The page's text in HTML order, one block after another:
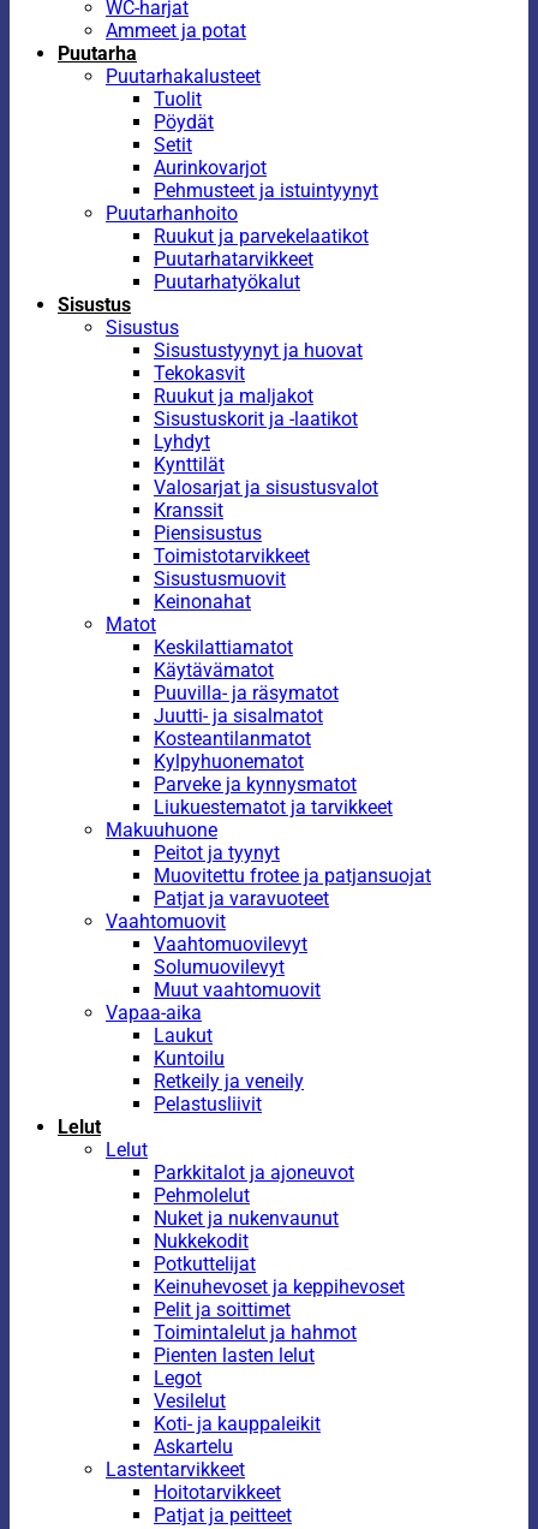
WC-harjat
Ammeet ja potat
Puutarha
Puutarhakalusteet
Tuolit
Pöydät
Setit
Aurinkovarjot
Pehmusteet ja istuintyynyt
Puutarhanhoito
Ruukut ja parvekelaatikot
Puutarhatarvikkeet
Puutarhatyökalut
Sisustus
Sisustus
Sisustustyynyt ja huovat
Tekokasvit
Ruukut ja maljakot
Sisustuskorit ja -laatikot
Lyhdyt
Kynttilät
Valosarjat ja sisustusvalot
Kranssit
Piensisustus
Toimistotarvikkeet
Sisustusmuovit
Keinonahat
Matot
Keskilattiamatot
Käytävämatot
Puuvilla- ja räsymatot
Juutti- ja sisalmatot
Kosteantilanmatot
Kylpyhuonematot
Parveke ja kynnysmatot
Liukuestematot ja tarvikkeet
Makuuhuone
Peitot ja tyynyt
Muovitettu frotee ja patjansuojat
Patjat ja varavuoteet
Vaahtomuovit
Vaahtomuovilevyt
Solumuovilevyt
Muut vaahtomuovit
Vapaa-aika
Laukut
Kuntoilu
Retkeily ja veneily
Pelastusliivit
Lelut
Lelut
Parkkitalot ja ajoneuvot
Pehmolelut
Nuket ja nukenvaunut
Nukkekodit
Potkuttelijat
Keinuhevoset ja keppihevoset
Pelit ja soittimet
Toimintalelut ja hahmot
Pienten lasten lelut
Legot
Vesilelut
Koti- ja kauppaleikit
Askartelu
Lastentarvikkeet
Hoitotarvikkeet
Patjat ja peitteet